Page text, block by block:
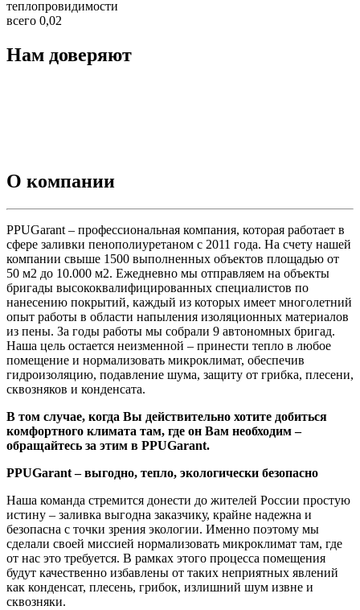
теплопровидимости
всего 0,02
Нам доверяют
О компании
PPUGarant – профессиональная компания, которая работает в
сфере заливки пенополиуретаном с 2011 года. На счету нашей
компании свыше 1500 выполненных объектов площадью от
50 м2 до 10.000 м2. Ежедневно мы отправляем на объекты
бригады высококвалифицированных специалистов по
нанесению покрытий, каждый из которых имеет многолетний
опыт работы в области напыления изоляционных материалов
из пены. За годы работы мы собрали 9 автономных бригад.
Наша цель остается неизменной – принести тепло в любое
помещение и нормализовать микроклимат, обеспечив
гидроизоляцию, подавление шума, защиту от грибка, плесени,
сквозняков и конденсата.
В том случае, когда Вы действительно хотите добиться
комфортного климата там, где он Вам необходим –
обращайтесь за этим в PPUGarant.
PPUGarant – выгодно, тепло, экологически безопасно
Наша команда стремится донести до жителей России простую
истину – заливка выгодна заказчику, крайне надежна и
безопасна с точки зрения экологии. Именно поэтому мы
сделали своей миссией нормализовать микроклимат там, где
от нас это требуется. В рамках этого процесса помещения
будут качественно избавлены от таких неприятных явлений
как конденсат, плесень, грибок, излишний шум извне и
сквозняки.